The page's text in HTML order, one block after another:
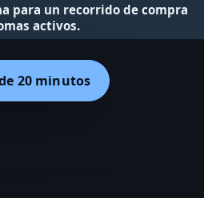
para un recorrido de compra
activos.
20 minutos